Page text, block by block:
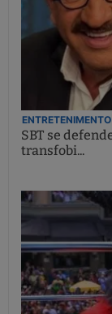
ENTRETENIMENTO
SBT se
transfobi...